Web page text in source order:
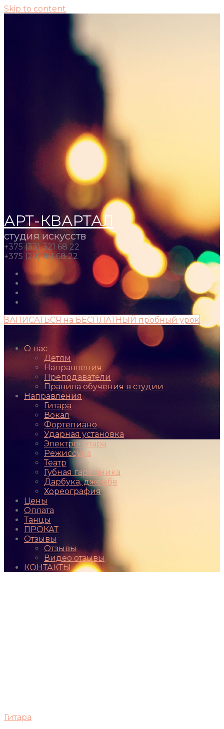
Skip to content
АРТ-КВАРТАЛ
студия искусств
+375 (33) 321 68 22
+375 (29) 181 68 22
ЗАПИСАТЬСЯ на БЕСПЛАТНЫЙ пробный урок
О нас
Детям
Направления
Преподаватели
Правила обучения в студии
Направления
Гитара
Вокал
Фортепиано
Ударная установка
Электрогитара
Режиссура
Театр
Губная гармоника
Дарбука, джембе
Хореография
Цены
Оплата
Танцы
ПРОКАТ
Отзывы
Отзывы
Видео отзывы
КОНТАКТЫ
Гитара